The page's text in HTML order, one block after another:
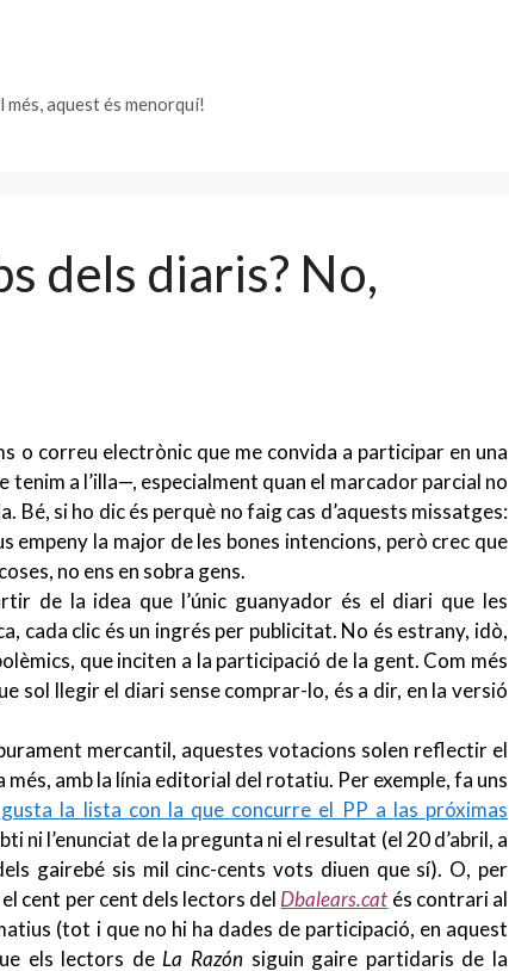
aquest és menorquí!
dels diaris? No,
o correu electrònic que me convida a participar en una
a l’illa—, especialment quan el marcador parcial no
si ho dic és perquè no faig cas d’aquests missatges:
empeny la major de les bones intencions, però crec que
no ens en sobra gens.
de la idea que l’únic guanyador és el diari que les
cada clic és un ingrés per publicitat. No és estrany, idò,
que inciten a la participació de la gent. Com més
sol llegir el diari sense comprar-lo, és a dir, en la versió
mercantil, aquestes votacions solen reflectir el
amb la línia editorial del rotatiu. Per exemple, fa uns
gusta la lista con la que concurre el PP a las próximas
ni l’enunciat de la pregunta ni el resultat (el 20 d’abril, a
gairebé sis mil cinc-cents vots diuen que sí). O, per
cent per cent dels lectors delDbalears.cat és contrari al
(tot i que no hi ha dades de participació, en aquest
els lectors deLa Razónsiguin gaire partidaris de la